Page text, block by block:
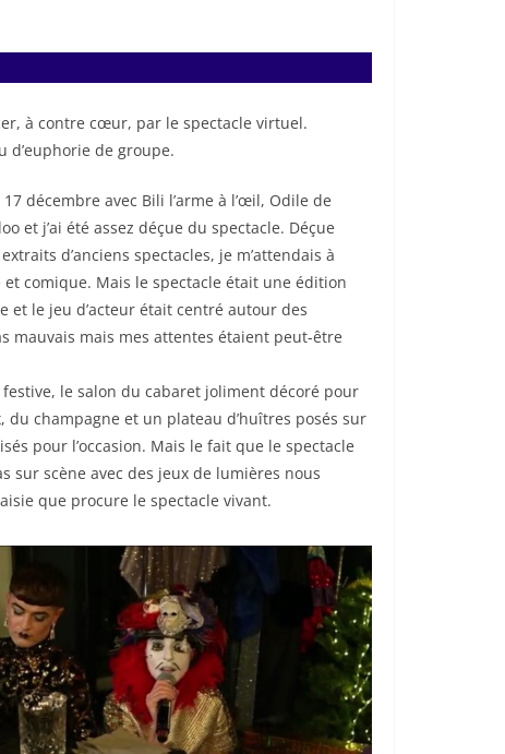
à contre cœur, par le spectacle virtuel.
d’euphorie de groupe.
décembre avec Bili l’arme à l’œil, Odile de
et j’ai été assez déçue du spectacle. Déçue
d’anciens spectacles, je m’attendais à
comique. Mais le spectacle était une édition
et le jeu d’acteur était centré autour des
mauvais mais mes attentes étaient peut-être
le salon du cabaret joliment décoré pour
champagne et un plateau d’huîtres posés sur
pour l’occasion. Mais le fait que le spectacle
sur scène avec des jeux de lumières nous
que procure le spectacle vivant.